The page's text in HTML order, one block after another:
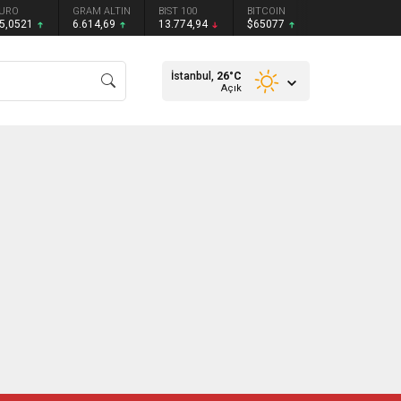
GRAM ALTIN
6.614,69
BIST 100
13.774,94
BITCOIN
$65077
İstanbul, 26°C
Açık